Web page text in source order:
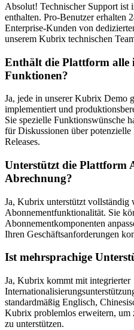
Absolut! Technischer Support ist
enthalten. Pro-Benutzer erhalten
Enterprise-Kunden von
unserem Kubrix technischen
Enthält die Plattform alle
Funktionen?
Ja, jede in unserer Kubrix Demo
implementiert und
Sie spezielle Funktionswünsche
für Diskussionen über
Releases.
Unterstützt die Plattform
Abrechnung?
Ja, Kubrix unterstützt vollständig
Abonnementfunktionalität. Sie
Abonnementkomponenten
Ihren Geschäftsanforderungen
Ist mehrsprachige
Ja, Kubrix kommt mit integrierter
standardmäßig Englisch,
Kubrix problemlos erweitern, um
zu unterstützen.